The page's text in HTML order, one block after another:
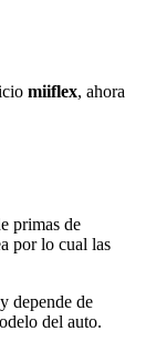
miiflex, ahora
primas de
por lo cual las
depende de
del auto.